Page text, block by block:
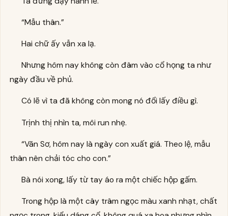
“Mẫu thân.”
Hai chữ ấy vẫn xa lạ.
Nhưng hôm nay không còn đâm vào cổ họng ta như
ngày đầu về phủ.
Có lẽ vì ta đã không còn mong nó đổi lấy điều gì.
Trịnh thị nhìn ta, môi run nhẹ.
“Vãn Sơ, hôm nay là ngày con xuất giá. Theo lệ, mẫu
thân nên chải tóc cho con.”
Bà nói xong, lấy từ tay áo ra một chiếc hộp gấm.
Trong hộp là một cây trâm ngọc màu xanh nhạt, chất